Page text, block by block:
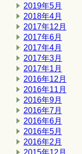
2019年5月
2018年4月
2017年12月
2017年6月
2017年4月
2017年3月
2017年1月
2016年12月
2016年11月
2016年9月
2016年7月
2016年6月
2016年5月
2016年2月
2015年12月